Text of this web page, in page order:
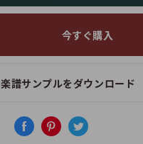
今すぐ購入
楽譜サンプルをダウンロード